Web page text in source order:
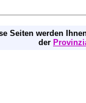
Seiten werden
der